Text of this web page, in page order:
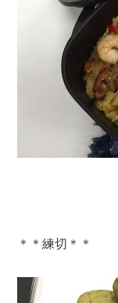
＊＊練切＊＊